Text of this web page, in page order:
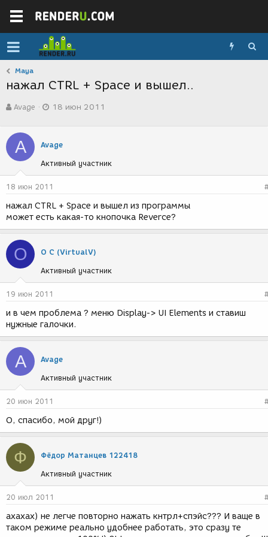
Maya
нажал CTRL + Space и вышел..
в
о
р
т
е
м
ы
Avage
а
с
з
д
а
и
я
18 июн 2011
A Avage
Активный участник
18 июн 2011
нажал CTRL + Space и вышел из программы
может есть какая-то кнопочка Reverce?
О О С (VirtualV)
Активный участник
19 июн 2011
и в чем проблема ? меню Display-> UI Elements и ставиш
нужные галочки.
A Avage
Активный участник
20 июн 2011
О, спасибо, мой друг!)
Ф Фёдор Матанцев 122418
Активный участник
20 июл 2011
ахахах) не легче повторно нажать кнтрл+спэйс??? И ваще в
таком режиме реально удобнее работать, это сразу те